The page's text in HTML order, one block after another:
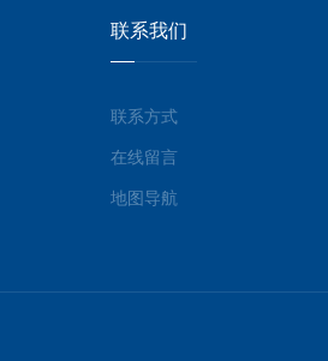
联系我们
联系方式
在线留言
地图导航